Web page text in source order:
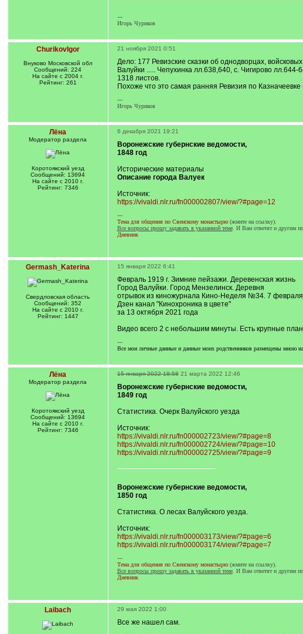
---
Игорь Чуриков
ChurikovIgor
Внуково Московской обл
Сообщений: 224
На сайте с 2004 г.
Рейтинг: 261
21 ноября 2021 0:51
Дело: 177 Ревизские сказки об однодворцах,
Валуйки ..... Чепухинка лл.638,640, с. Чигирово
1318 листов.
Похоже что это самая ранняя Ревизия по
---
Игорь Чуриков
Лёна
Модератор раздела
Коротоякский уезд
Сообщений: 13694
На сайте с 2010 г.
Рейтинг: 7346
6 декабря 2021 19:21
Воронежские губернские ведомости,
1848 год
Исторические материалы
Описание города Валуек
Источник:
https://vivaldi.nlr.ru/fn000002807/view/?#page=12
---
Тема для общения по Свенскому монастырю(жмите на ссылку).
Все вопросы прошу задавать в указанной теме. И Вам ответят и другим
Дневник
Germash_Katerina
Свердловская область
Сообщений: 352
На сайте с 2010 г.
Рейтинг: 1447
15 января 2022 6:41
Февраль 1919 г. Зимние пейзажи. Деревенская жизнь
Город Валуйки. Город Мензелинск. Деревня
отрывок из киножурнала Кино-Неделя №34. 7 февраля
Дзен канал "Кинохроника в цвете"
за 13 октября 2021 года
Видео всего 2 с небольшим минуты. Есть крупные
---
Все мои личные данные и данные моих родственников размещены мною
Лёна
Модератор раздела
Коротоякский уезд
Сообщений: 13694
На сайте с 2010 г.
Рейтинг: 7346
15 января 2022 18:58 21 марта 2022 12:46
Воронежские губернские ведомости,
1849 год
Статистика. Очерк Валуйского уезда
Источник:
https://vivaldi.nlr.ru/fn000002723/view/?#page=8
https://vivaldi.nlr.ru/fn000002724/view/?#page=10
https://vivaldi.nlr.ru/fn000002725/view/?#page=9
Воронежские губернские ведомости,
1850 год
Статистика. О лесах Валуйского уезда.
Источник:
https://vivaldi.nlr.ru/fn000003173/view/?#page=6
https://vivaldi.nlr.ru/fn000003174/view/?#page=7
---
Тема для общения по Свенскому монастырю(жмите на ссылку).
Все вопросы прошу задавать в указанной теме. И Вам ответят и другим
Дневник
Laibach 29 мая 2022 1:00
Все же нашел сам.